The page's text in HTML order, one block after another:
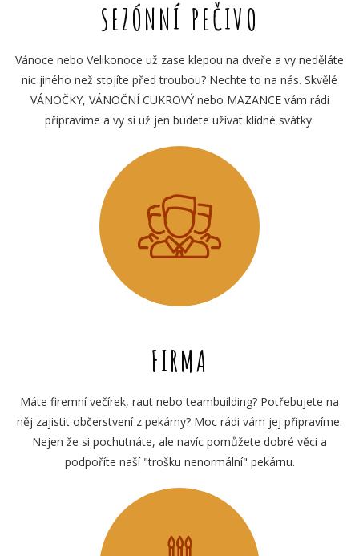
SEZÓNNÍ PEČIVO
Vánoce nebo Velikonoce už zase klepou na dveře a vy neděláte
nic jiného než stojíte před troubou? Nechte to na nás. Skvělé
VÁNOČKY, VÁNOČNÍ CUKROVÝ nebo MAZANCE vám rádi
připravíme a vy si už jen budete užívat klidné svátky.
FIRMA
Máte firemní večírek, raut nebo teambuilding? Potřebujete na
něj zajistit občerstvení z pekárny? Moc rádi vám jej připravíme.
Nejen že si pochutnáte, ale navíc pomůžete dobré věci a
podpoříte naší "trošku nenormální" pekárnu.